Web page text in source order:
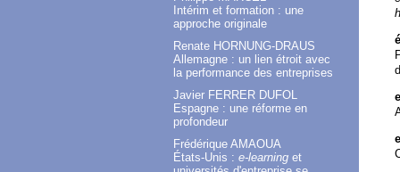
Intérim et formation : une
approche originale
Renate HORNUNG-DRAUS
Allemagne : un lien étroit avec
la performance des entreprises
Javier FERRER DUFOL
Espagne : une réforme en
profondeur
Frédérique AMAOUA
États-Unis : e-learning et